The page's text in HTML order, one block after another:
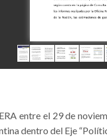
entre el 29 de
dentro del Eje